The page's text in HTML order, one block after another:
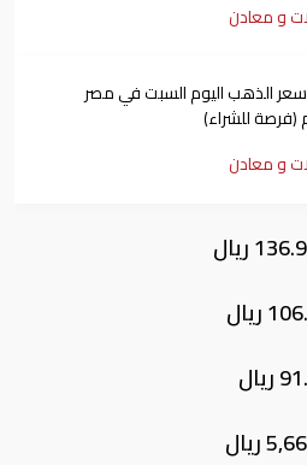
و معادن
الذهب اليوم السبت في مصر
(فرصة للشراء)
و معادن